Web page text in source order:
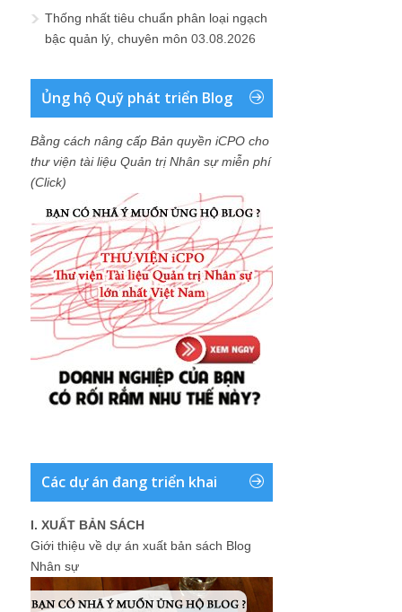
Thống nhất tiêu chuẩn phân loại ngạch
bậc quản lý, chuyên môn 03.08.2026
Ủng hộ Quỹ phát triển Blog
Bằng cách nâng cấp Bản quyền iCPO cho
thư viện tài liệu Quản trị Nhân sự miễn phí
(Click)
Các dự án đang triển khai
I. XUẤT BẢN SÁCH
Giới thiệu về dự án xuất bản sách Blog
Nhân sự